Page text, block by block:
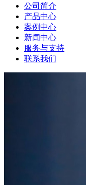
公司简介
产品中心
案例中心
新闻中心
服务与支持
联系我们